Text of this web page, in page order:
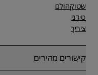
שטוקהולם
סידני
ציריך
קישורים מהירים